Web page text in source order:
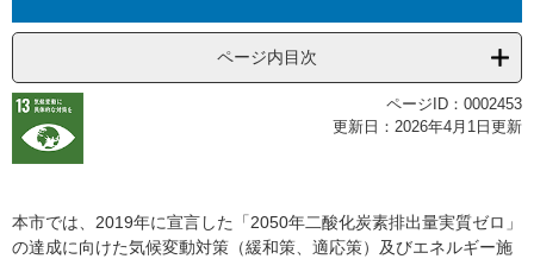
ページ内目次
ページID：0002453
更新日：2026年4月1日更新
本市では、2019年に宣言した「2050年二酸化炭素排出量実質ゼロ」
の達成に向けた気候変動対策（緩和策、適応策）及びエネルギー施